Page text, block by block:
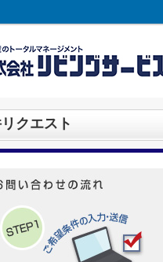
クエスト